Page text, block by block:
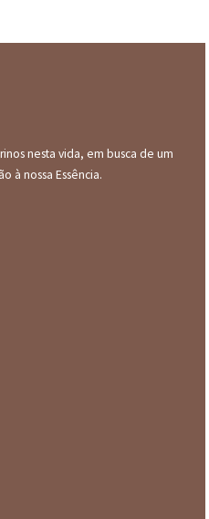
nesta vida, em busca de um
à nossa Essência.